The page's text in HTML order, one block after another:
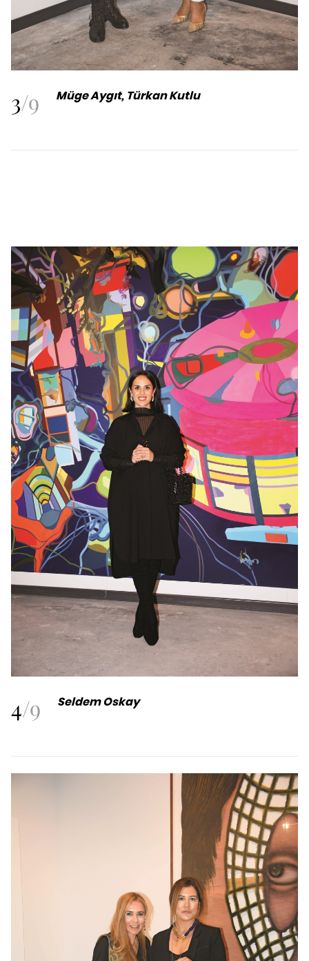
3/9 Müge Aygıt, Türkan Kutlu
4/9 Seldem Oskay